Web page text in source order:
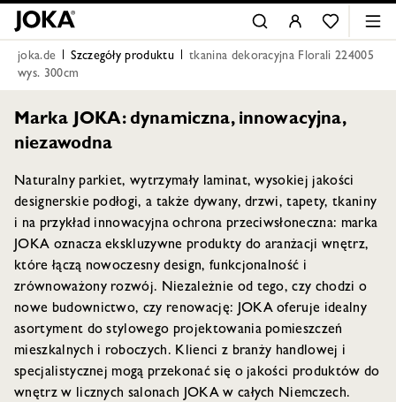
joka.de Szczegóły produktu
tkanina dekoracyjna Florali 224005
wys. 300cm
Marka JOKA: dynamiczna, innowacyjna,
niezawodna
Naturalny parkiet, wytrzymały laminat, wysokiej jakości
designerskie podłogi, a także dywany, drzwi, tapety, tkaniny
i na przykład innowacyjna ochrona przeciwsłoneczna: marka
JOKA oznacza ekskluzywne produkty do aranżacji wnętrz,
które łączą nowoczesny design, funkcjonalność i
zrównoważony rozwój. Niezależnie od tego, czy chodzi o
nowe budownictwo, czy renowację: JOKA oferuje idealny
asortyment do stylowego projektowania pomieszczeń
mieszkalnych i roboczych. Klienci z branży handlowej i
specjalistycznej mogą przekonać się o jakości produktów do
wnętrz w licznych salonach JOKA w całych Niemczech.